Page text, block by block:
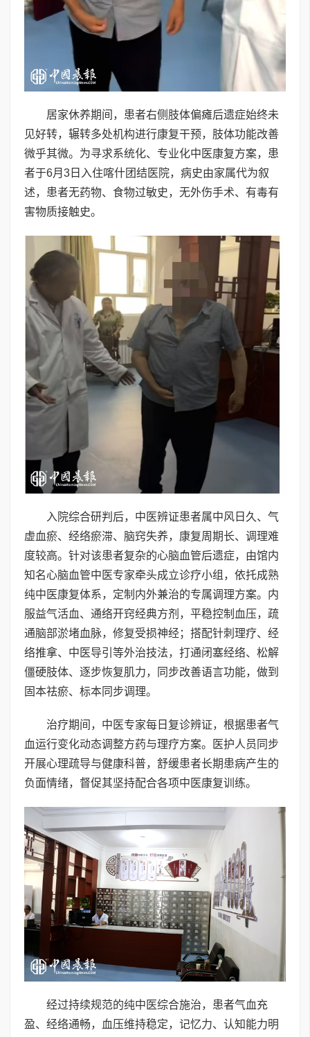
居家休养期间，患者右侧肢体偏瘫后遗症始终未
见好转，辗转多处机构进行康复干预，肢体功能改善
微乎其微。为寻求系统化、专业化中医康复方案，患
者于6月3日入住喀什团结医院，病史由家属代为叙
述，患者无药物、食物过敏史，无外伤手术、有毒有
害物质接触史。
入院综合研判后，中医辨证患者属中风日久、气
虚血瘀、经络瘀滞、脑窍失养，康复周期长、调理难
度较高。针对该患者复杂的心脑血管后遗症，由馆内
知名心脑血管中医专家牵头成立诊疗小组，依托成熟
纯中医康复体系，定制内外兼治的专属调理方案。内
服益气活血、通络开窍经典方剂，平稳控制血压，疏
通脑部淤堵血脉，修复受损神经；搭配针刺理疗、经
络推拿、中医导引等外治技法，打通闭塞经络、松解
僵硬肢体、逐步恢复肌力，同步改善语言功能，做到
固本祛瘀、标本同步调理。
治疗期间，中医专家每日复诊辨证，根据患者气
血运行变化动态调整方药与理疗方案。医护人员同步
开展心理疏导与健康科普，舒缓患者长期患病产生的
负面情绪，督促其坚持配合各项中医康复训练。
经过持续规范的纯中医综合施治，患者气血充
盈、经络通畅，血压维持稳定，记忆力、认知能力明